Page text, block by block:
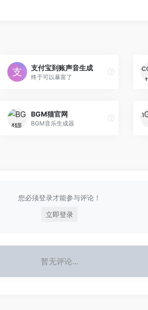
支付宝到账声音生成
终于可以暴富了
BGM猫官网
BGM音乐生成器
您必须登录才能参与评论！
立即登录
暂无评论...